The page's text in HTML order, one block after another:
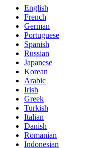
English
French
German
Portuguese
Spanish
Russian
Japanese
Korean
Arabic
Irish
Greek
Turkish
Italian
Danish
Romanian
Indonesian